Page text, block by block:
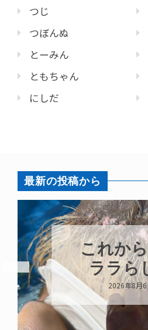
つじ
つぼんぬ
とーみん
ともちゃん
にしだ
最新の投稿から
これからもツ
ララらしく
2026年8月6日